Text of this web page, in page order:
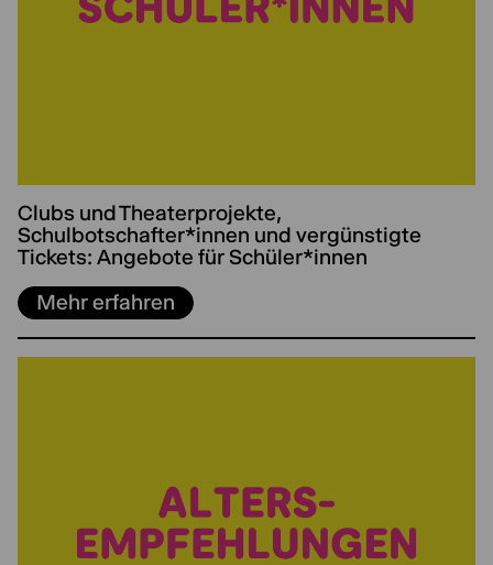
Clubs und Theaterprojekte,
Schulbotschafter*innen und vergünstigte
Tickets: Angebote für Schüler*innen
Mehr erfahren